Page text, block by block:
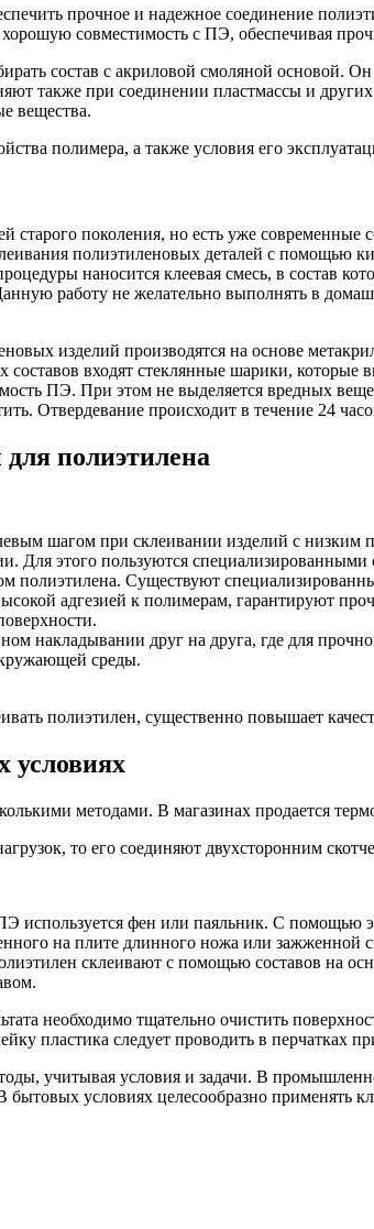
прочное и надежное соединение
совместимость с ПЭ, обеспечивая
состав с акриловой смоляной основой.
также при соединении пластмассы и
вещества.
полимера, а также условия его
старого поколения, но есть уже
полиэтиленовых деталей с помощью
наносится клеевая смесь, в состав
работу не желательно выполнять в
изделий производятся на основе
составов входят стеклянные шарики,
ПЭ. При этом не выделяется вредных
Отвердевание происходит в течение 24
полиэтилена
шагом при склеивании изделий с
Для этого пользуются специализированными
полиэтилена. Существуют
адгезией к полимерам, гарантируют
накладывании друг на друга, где для
среды.
полиэтилен, существенно повышает
условиях
методами. В магазинах продается
то его соединяют двухсторонним
используется фен или паяльник. С помощью
на плите длинного ножа или зажженной
склеивают с помощью составов на
необходимо тщательно очистить
пластика следует проводить в перчатках
учитывая условия и задачи. В
бытовых условиях целесообразно применять